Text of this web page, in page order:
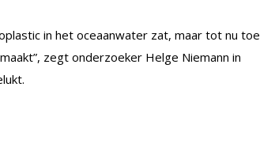
in het oceaanwater zat, maar tot nu toe
zegt onderzoeker Helge Niemann in